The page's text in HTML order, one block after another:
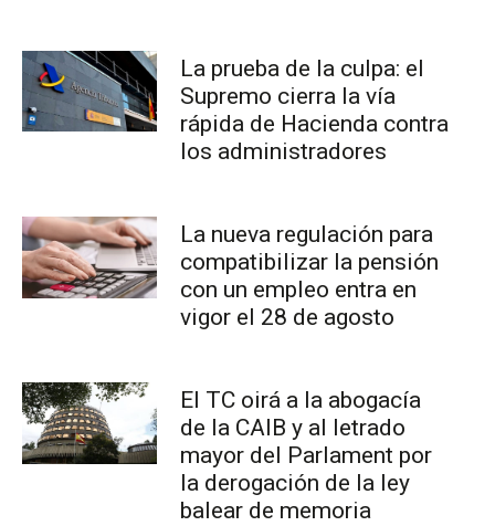
La prueba de la culpa: el
Supremo cierra la vía
rápida de Hacienda contra
los administradores
La nueva regulación para
compatibilizar la pensión
con un empleo entra en
vigor el 28 de agosto
El TC oirá a la abogacía
de la CAIB y al letrado
mayor del Parlament por
la derogación de la ley
balear de memoria